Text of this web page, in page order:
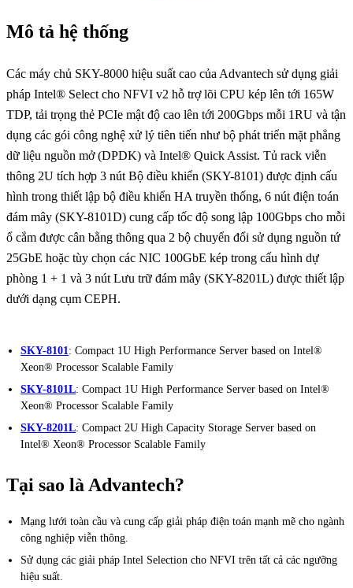
Mô tả hệ thống
Các máy chủ SKY-8000 hiệu suất cao của Advantech sử dụng giải
pháp Intel® Select cho NFVI v2 hỗ trợ lõi CPU kép lên tới 165W
TDP, tải trọng thẻ PCIe mật độ cao lên tới 200Gbps mỗi 1RU và tận
dụng các gói công nghệ xử lý tiên tiến như bộ phát triển mặt phẳng
dữ liệu nguồn mở (DPDK) và Intel® Quick Assist. Tủ rack viễn
thông 2U tích hợp 3 nút Bộ điều khiển (SKY-8101) được định cấu
hình trong thiết lập bộ điều khiển HA truyền thống, 6 nút điện toán
đám mây (SKY-8101D) cung cấp tốc độ song lập 100Gbps cho mỗi
ổ cắm được cân bằng thông qua 2 bộ chuyển đổi sử dụng nguồn tứ
25GbE hoặc tùy chọn các NIC 100GbE kép trong cấu hình dự
phòng 1 + 1 và 3 nút Lưu trữ đám mây (SKY-8201L) được thiết lập
dưới dạng cụm CEPH.
SKY-8101: Compact 1U High Performance Server based on Intel®
Xeon® Processor Scalable Family
SKY-8101L: Compact 1U High Performance Server based on Intel®
Xeon® Processor Scalable Family
SKY-8201L: Compact 2U High Capacity Storage Server based on
Intel® Xeon® Processor Scalable Family
Tại sao là Advantech?
Mạng lưới toàn cầu và cung cấp giải pháp điện toán mạnh mẽ cho ngành
công nghiệp viễn thông.
Sử dụng các giải pháp Intel Selection cho NFVI trên tất cả các ngưỡng
hiệu suất.